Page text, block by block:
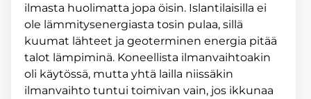
ilmasta huolimatta jopa öisin. Islantilaisilla ei
ole lämmitysenergiasta tosin pulaa, sillä
kuumat lähteet ja geoterminen energia pitää
talot lämpiminä. Koneellista ilmanvaihtoakin
oli käytössä, mutta yhtä lailla niissäkin
ilmanvaihto tuntui toimivan vain, jos ikkunaa